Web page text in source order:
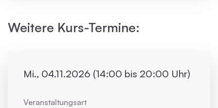
Weitere Kurs-Termine:
Mi., 04.11.2026 (14:00 bis 20:00 Uhr)
Veranstaltungsart